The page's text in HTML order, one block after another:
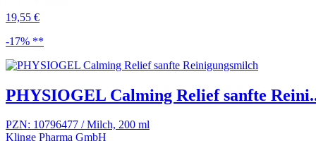
19,55 €
-17% **
PHYSIOGEL Calming Relief sanfte
PZN: 10796477 / Milch, 200 ml
Klinge Pharma GmbH